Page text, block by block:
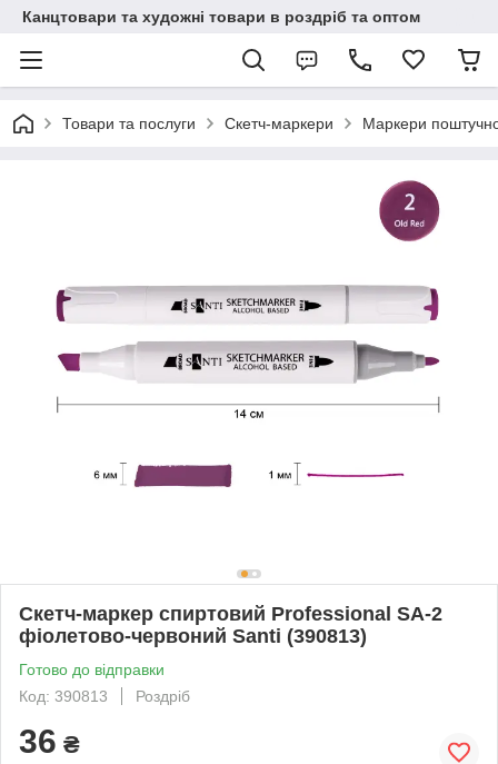
Канцтовари та художні товари в роздріб та оптом
Товари та послуги Скетч-маркери Маркери
Скетч-маркер спиртовий Professional SA-2
фіолетово-червоний Santi (390813)
Готово до відправки
Код: 390813
Роздріб
36 ₴